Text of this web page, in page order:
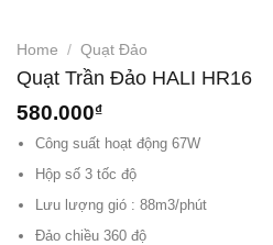
Home / Quạt Đảo
Quạt Trần Đảo HALI HR16
580.000₫
Công suất hoạt động 67W
Hộp số 3 tốc độ
Lưu lượng gió : 88m3/phút
Đảo chiều 360 độ